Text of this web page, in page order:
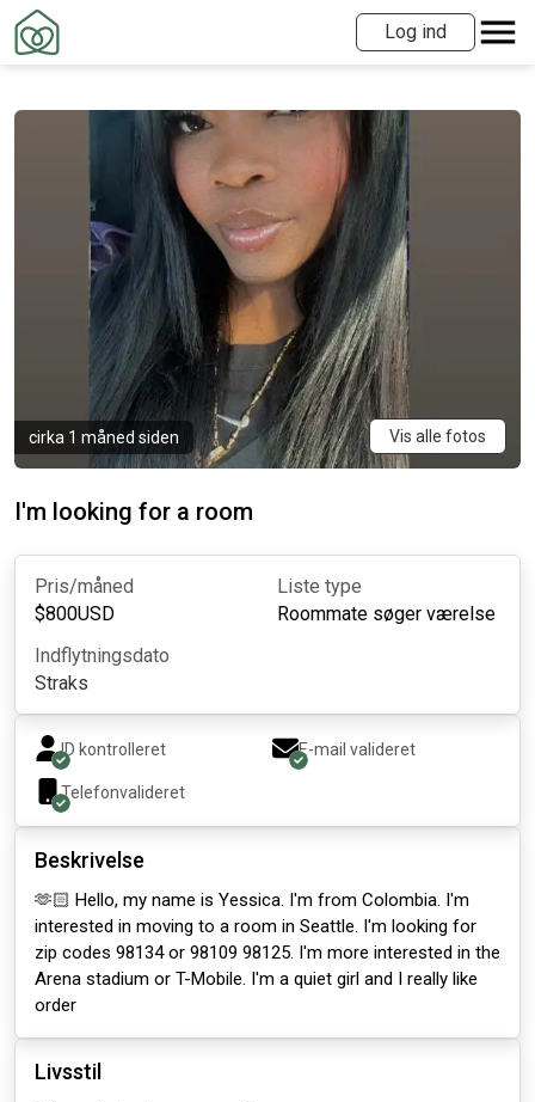
Log ind
cirka 1 måned siden Vis alle fotos
I'm looking for a room
Pris/måned
$800USD
Liste type
Roommate søger værelse
Indflytningsdato
Straks
ID kontrolleret E-mail valideret
Telefonvalideret
Beskrivelse
🫶🏻 Hello, my name is Yessica. I'm from Colombia. I'm
interested in moving to a room in Seattle. I'm looking for
zip codes 98134 or 98109 98125. I'm more interested in the
Arena stadium or T-Mobile. I'm a quiet girl and I really like
order
Livsstil